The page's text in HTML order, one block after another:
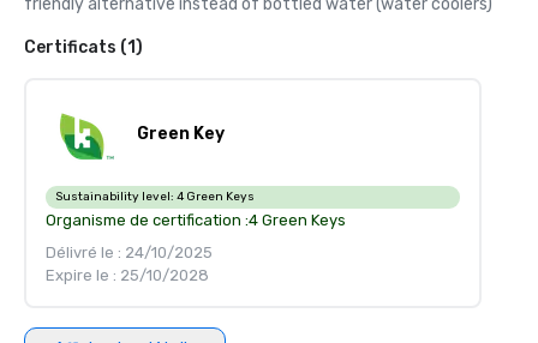
friendly alternative instead of bottled water (water coolers)
Certificats (1)
Green Key
Sustainability level: 4 Green Keys
Organisme de certification :4 Green Keys
Délivré le : 24/10/2025
Expire le : 25/10/2028